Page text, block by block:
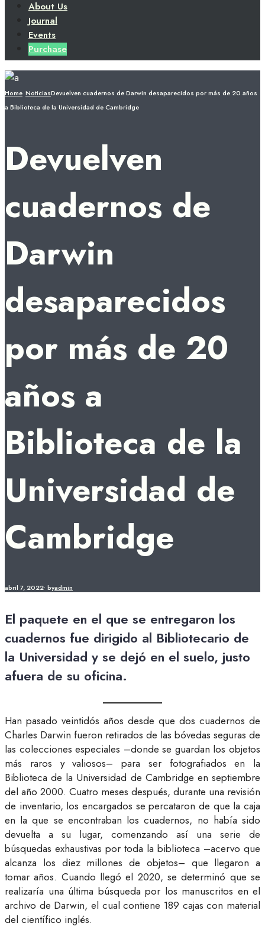
About Us
Journal
Events
Purchase
Home NoticiasDevuelven cuadernos de Darwin desaparecidos por más de 20 años
a Biblioteca de la Universidad de Cambridge
Devuelven
cuadernos de
Darwin
desaparecidos
por más de 20
años a
Biblioteca de la
Universidad de
Cambridge
abril 7, 2022• byadmin
El paquete en el que se entregaron los
cuadernos fue dirigido al Bibliotecario de
la Universidad y se dejó en el suelo, justo
afuera de su oficina.
Han pasado veintidós años desde que dos cuadernos de
Charles Darwin fueron retirados de las bóvedas seguras de
las colecciones especiales –donde se guardan los objetos
más raros y valiosos– para ser fotografiados en la
Biblioteca de la Universidad de Cambridge en septiembre
del año 2000. Cuatro meses después, durante una revisión
de inventario, los encargados se percataron de que la caja
en la que se encontraban los cuadernos, no había sido
devuelta a su lugar, comenzando así una serie de
búsquedas exhaustivas por toda la biblioteca –acervo que
alcanza los diez millones de objetos– que llegaron a
tomar años. Cuando llegó el 2020, se determinó que se
realizaría una última búsqueda por los manuscritos en el
archivo de Darwin, el cual contiene 189 cajas con material
del científico inglés.